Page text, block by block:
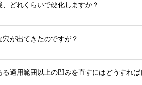
、どれくらいで硬化しますか？
穴が出てきたのですが？
る適用範囲以上の凹みを直すにはどうすれば